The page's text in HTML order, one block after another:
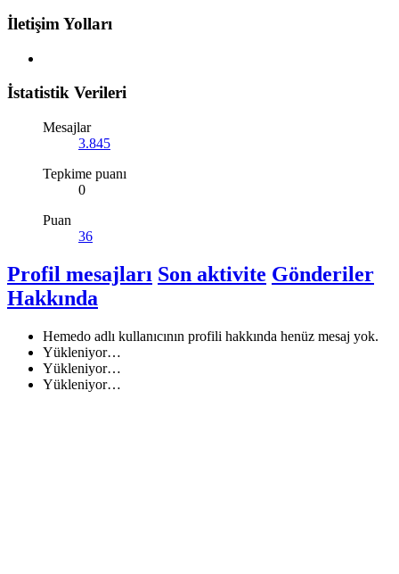
İletişim Yolları
İstatistik Verileri
Mesajlar
3.845
Tepkime puanı
0
Puan
36
Profil mesajları Son aktivite Gönderiler
Hakkında
Hemedo adlı kullanıcının profili hakkında henüz mesaj yok.
Yükleniyor…
Yükleniyor…
Yükleniyor…